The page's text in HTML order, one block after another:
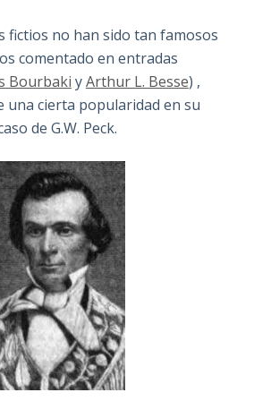
fictios no han sido tan famosos
comentado en entradas
Bourbaki yArthur L. Besse) ,
una cierta popularidad en su
de G.W. Peck.